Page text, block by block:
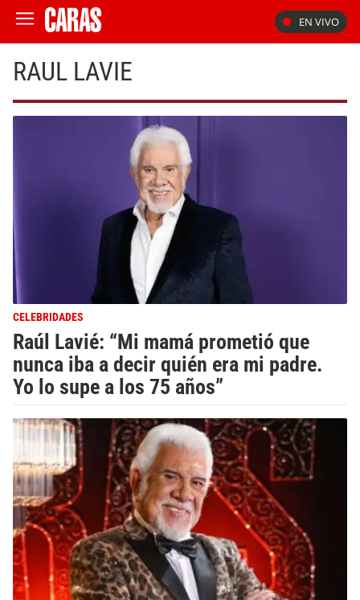
EN VIVO
RAUL LAVIE
CELEBRIDADES
Raúl Lavié: “Mi mamá prometió que
nunca iba a decir quién era mi padre.
Yo lo supe a los 75 años”